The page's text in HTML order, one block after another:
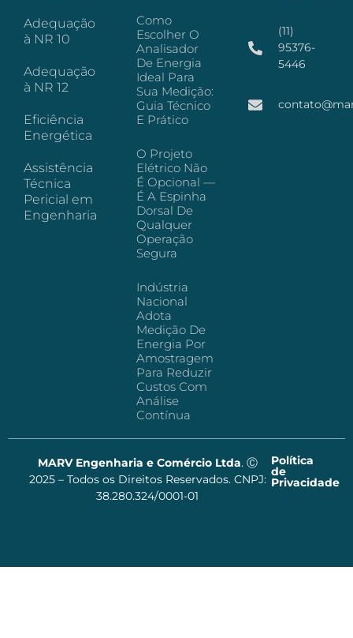
Adequação
à NR 10
Adequação
à NR 12
Eficiência
Energética
Assistência
Técnica
Pericial em
Engenharia
Como
Escolher O
Analisador
De Energia
Ideal Para
Sua Medição:
Guia Técnico
E Prático
O Projeto
Elétrico Não
É Opcional —
É A Espinha
Dorsal De
Qualquer
Operação
Segura
Indústria
Nacional
Adota
Medição De
Energia Por
Amostragem
Para Reduzir
Custos Com
Análise
Contínua
(11)
95376-
5446
MARV Engenharia e Comércio Ltda. Ⓒ
2025 – Todos os Direitos Reservados. CNPJ:
38.280.324/0001-01
Política
de
Privacidade